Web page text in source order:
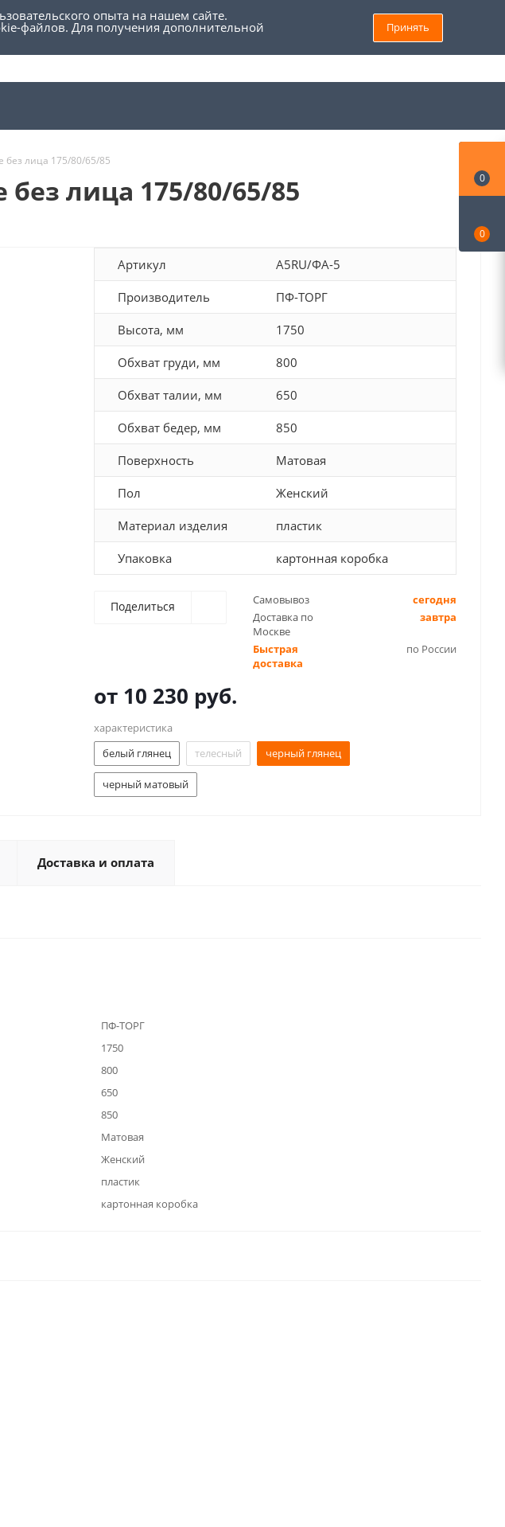
Войти
8 (800) 555 69 93
лица 175/80/65/85
лица 175/80/65/85
Артикул А5RU/ФА-5
Производитель ПФ-ТОРГ
Высота, мм 1750
Обхват груди, мм 800
Обхват талии, мм 650
Обхват бедер, мм 850
Поверхность Матовая
Пол Женский
Материал изделия пластик
Упаковка картонная коробка
Поделиться Самовывоз
сегодня
Доставка по
Москве
завтра
Быстрая
доставка
по России
от 10 230 руб.
характеристика
белый глянец
телесный черный глянец
черный матовый
Доставка и оплата
ПФ-ТОРГ
1750
800
650
850
Матовая
Женский
пластик
картонная коробка
0
0
опыта на нашем сайте.
файлов. Для получения дополнительной Принять